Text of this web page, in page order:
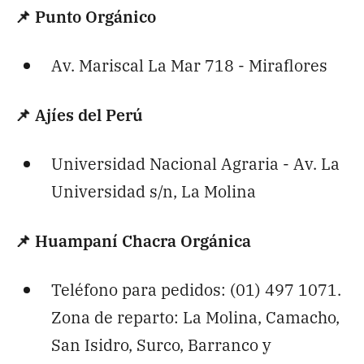
📌 Punto Orgánico
Av. Mariscal La Mar 718 - Miraflores
📌 Ajíes del Perú
Universidad Nacional Agraria - Av. La
Universidad s/n, La Molina
📌 Huampaní Chacra Orgánica
Teléfono para pedidos: (01) 497 1071.
Zona de reparto: La Molina, Camacho,
San Isidro, Surco, Barranco y